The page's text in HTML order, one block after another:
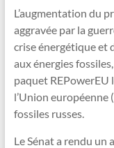
L’augmentation du
aggravée par la
crise énergétique et
aux énergies
paquet REPowerEU
l’Union européenne
fossiles russes.
Le Sénat a rendu